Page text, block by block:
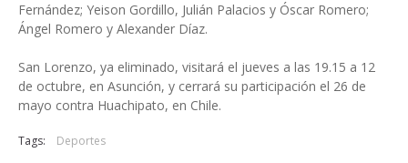
Fernández; Yeison Gordillo, Julián Palacios y Óscar Romero;
Ángel Romero y Alexander Díaz.
San Lorenzo, ya eliminado, visitará el jueves a las 19.15 a 12
de octubre, en Asunción, y cerrará su participación el 26 de
mayo contra Huachipato, en Chile.
Tags: Deportes